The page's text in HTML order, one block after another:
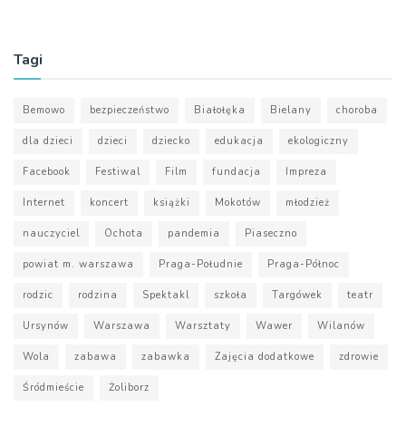
Tagi
Bemowo bezpieczeństwo Białołęka Bielany choroba
dla dzieci dzieci dziecko edukacja ekologiczny
Facebook Festiwal Film fundacja Impreza
Internet koncert książki Mokotów młodzież
nauczyciel Ochota pandemia Piaseczno
powiat m. warszawa Praga-Południe Praga-Północ
rodzic rodzina Spektakl szkoła Targówek teatr
Ursynów Warszawa Warsztaty Wawer Wilanów
Wola zabawa zabawka Zajęcia dodatkowe zdrowie
Śródmieście Żoliborz